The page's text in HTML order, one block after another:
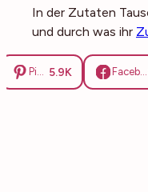
In der Zutaten
und durch was ihr
Pinterest 5.9K Facebook